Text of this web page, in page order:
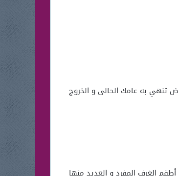
تنهي به عامك الحالى و الخروج
العام و بداية عام جديد و ذلك بخصومات متنوعه و منها خصم 30% و ذلك على أطقم الغرف المفرد و العديد منها